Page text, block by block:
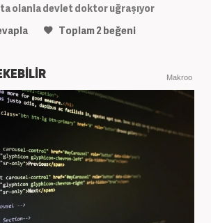
olanla devlet doktor uğraşıyor
Toplam2beğeni
Makroo